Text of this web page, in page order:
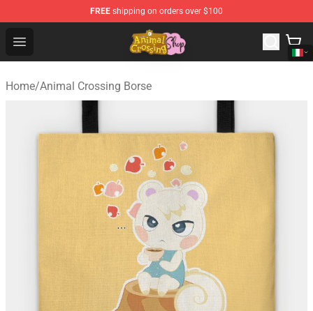
FREE shipping on orders over $100
Open menu
Animal Crossing Shop - Official Animal Crossing
Home/Animal Crossing Borse